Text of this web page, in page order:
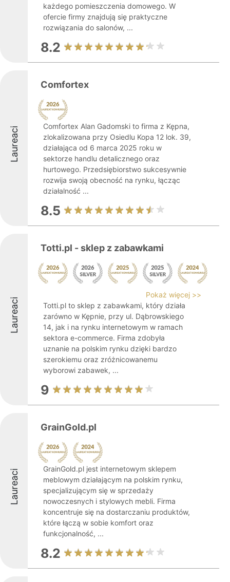
każdego pomieszczenia domowego. W
ofercie firmy znajdują się praktyczne
rozwiązania do salonów, ...
8.2
Laureaci
Comfortex
Comfortex Alan Gadomski to firma z Kępna,
zlokalizowana przy Osiedlu Kopa 12 lok. 39,
działająca od 6 marca 2025 roku w
sektorze handlu detalicznego oraz
hurtowego. Przedsiębiorstwo sukcesywnie
rozwija swoją obecność na rynku, łącząc
działalność ...
8.5
Laureaci
Totti.pl - sklep z zabawkami
Pokaż więcej >>
Totti.pl to sklep z zabawkami, który działa
zarówno w Kępnie, przy ul. Dąbrowskiego
14, jak i na rynku internetowym w ramach
sektora e-commerce. Firma zdobyła
uznanie na polskim rynku dzięki bardzo
szerokiemu oraz zróżnicowanemu
wyborowi zabawek, ...
9
Laureaci
GrainGold.pl
GrainGold.pl jest internetowym sklepem
meblowym działającym na polskim rynku,
specjalizującym się w sprzedaży
nowoczesnych i stylowych mebli. Firma
koncentruje się na dostarczaniu produktów,
które łączą w sobie komfort oraz
funkcjonalność, ...
8.2